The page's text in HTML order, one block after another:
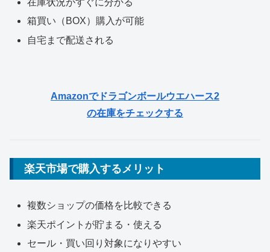
在庫状況がすぐに分かる
箱買い（BOX）購入が可能
自宅まで配送される
Amazonでドラゴンボールウエハース2
の在庫をチェックする
楽天市場で購入するメリット
複数ショップの価格を比較できる
楽天ポイントが貯まる・使える
セール・買い回り対象になりやすい